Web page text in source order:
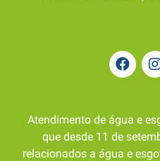
Atendimento de água e
que desde 11 de
relacionados a água e